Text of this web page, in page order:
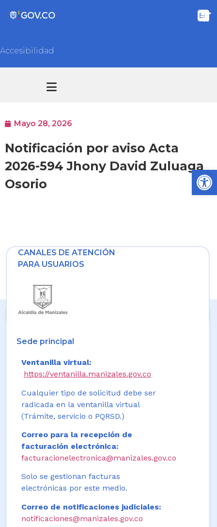
Accesibilidad
Mayo 28, 2026
Notificación por aviso Acta
2026-594 Jhony David Zuluaga
Osorio
CANALES DE ATENCIÓN
PARA USUARIOS
Sede principal
Ventanilla virtual:
https://ventanilla.manizales.gov.co
Cualquier tipo de solicitud debe ser
radicada en la ventanilla virtual
(Trámite, servicio o PQRSD.)
Correo para la recepción de
facturación electrónica:
facturacionelectronica@manizales.gov.co
Solo se gestionan facturas
electrónicas por este medio.
Correo de notificaciones judiciales:
notificaciones@manizales.gov.co